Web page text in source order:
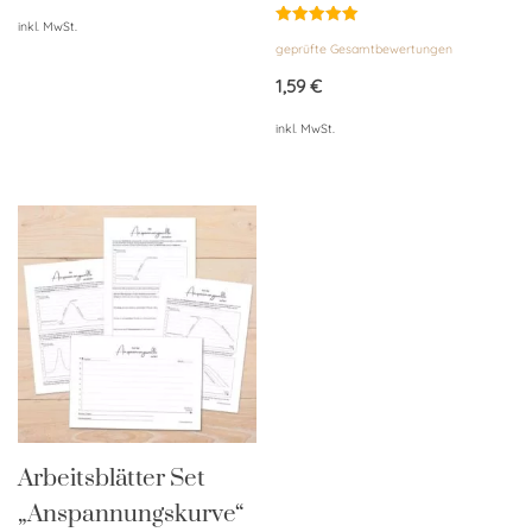
inkl. MwSt.
mit
von 5
geprüfte Gesamtbewertungen
1,59€
inkl. MwSt.
Arbeitsblätter Set
„Anspannungskurve“